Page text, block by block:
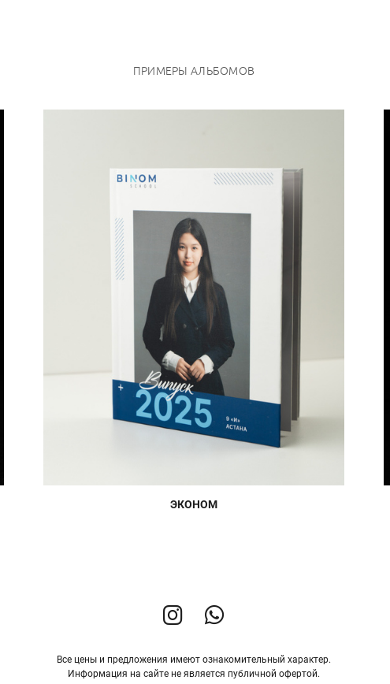
ПРИМЕРЫ АЛЬБОМОВ
ЭКОНОМ
Все цены и предложения имеют ознакомительный характер.
Информация на сайте не является публичной офертой.